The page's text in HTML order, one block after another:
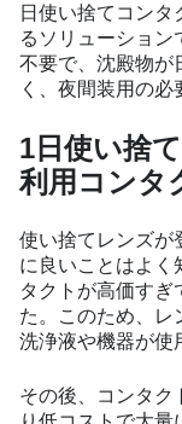
日使い捨てコン
るソリューション
不要で、沈殿物が
く、夜間装用の必
1日使い捨
利用コンタ
使い捨てレンズが
に良いことはよく
タクトが高価すぎ
た。このため、レ
洗浄液や機器が使
その後、コンタク